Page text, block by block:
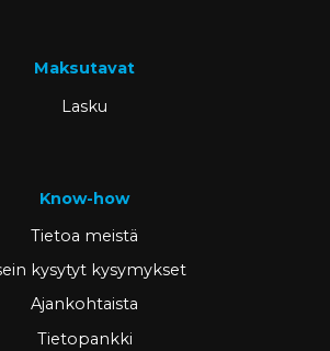
Maksutavat
Lasku
Know-how
Tietoa meistä
kysytyt kysymykset
Ajankohtaista
Tietopankki